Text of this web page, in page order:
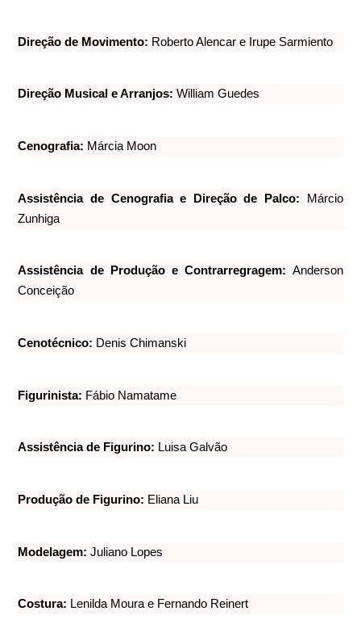
Direção de Movimento: Roberto Alencar e Irupe Sarmiento
Direção Musical e Arranjos: William Guedes
Cenografia: Márcia Moon
Assistência de Cenografia e Direção de Palco: Márcio
Zunhiga
Assistência de Produção e Contrarregragem: Anderson
Conceição
Cenotécnico: Denis Chimanski
Figurinista: Fábio Namatame
Assistência de Figurino: Luisa Galvão
Produção de Figurino: Eliana Liu
Modelagem: Juliano Lopes
Costura: Lenilda Moura e Fernando Reinert